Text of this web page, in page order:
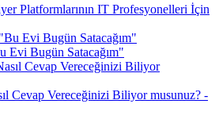
Platformlarının IT Profesyonelleri İçin
Evi Bugün Satacağım"
Cevap Vereceğinizi Biliyor musunuz? -